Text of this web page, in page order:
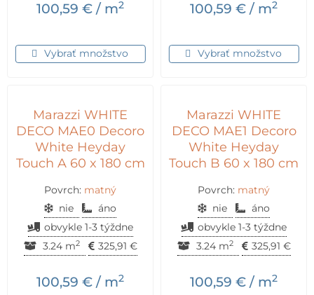
100,59 € / m2
Vybrať množstvo
100,59 € / m2
Vybrať množstvo
Marazzi WHITE
DECO MAE0 Decoro
White Heyday
Touch A 60 x 180 cm
Povrch: matný
nie
áno
obvykle 1-3 týždne
3.24 m2 325,91 €
100,59 € / m2
Marazzi WHITE
DECO MAE1 Decoro
White Heyday
Touch B 60 x 180 cm
Povrch: matný
nie
áno
obvykle 1-3 týždne
3.24 m2 325,91 €
100,59 € / m2